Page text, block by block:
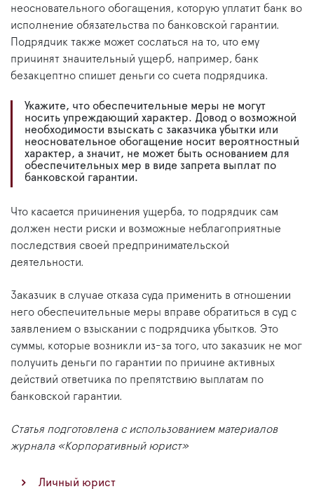
неосновательного обогащения, которую уплатит банк во
исполнение обязательства по банковской гарантии.
Подрядчик также может сослаться на то, что ему
причинят значительный ущерб, например, банк
безакцептно спишет деньги со счета подрядчика.
Укажите, что обеспечительные меры не могут
носить упреждающий характер. Довод о возможной
необходимости взыскать с заказчика убытки или
неосновательное обогащение носит вероятностный
характер, а значит, не может быть основанием для
обеспечительных мер в виде запрета выплат по
банковской гарантии.
Что касается причинения ущерба, то подрядчик сам
должен нести риски и возможные неблагоприятные
последствия своей предпринимательской
деятельности.
Заказчик в случае отказа суда применить в отношении
него обеспечительные меры вправе обратиться в суд с
заявлением о взыскании с подрядчика убытков. Это
суммы, которые возникли из-за того, что заказчик не мог
получить деньги по гарантии по причине активных
действий ответчика по препятствию выплатам по
банковской гарантии.
Статья подготовлена с использованием материалов
журнала «Корпоративный юрист»
Личный юрист